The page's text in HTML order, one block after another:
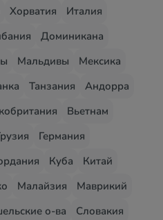
Хорватия
Италия
Доминикана
Мальдивы
Мексика
Танзания
Андорра
Вьетнам
Германия
Куба
Китай
Малайзия
Маврикий
о-ва
Словакия